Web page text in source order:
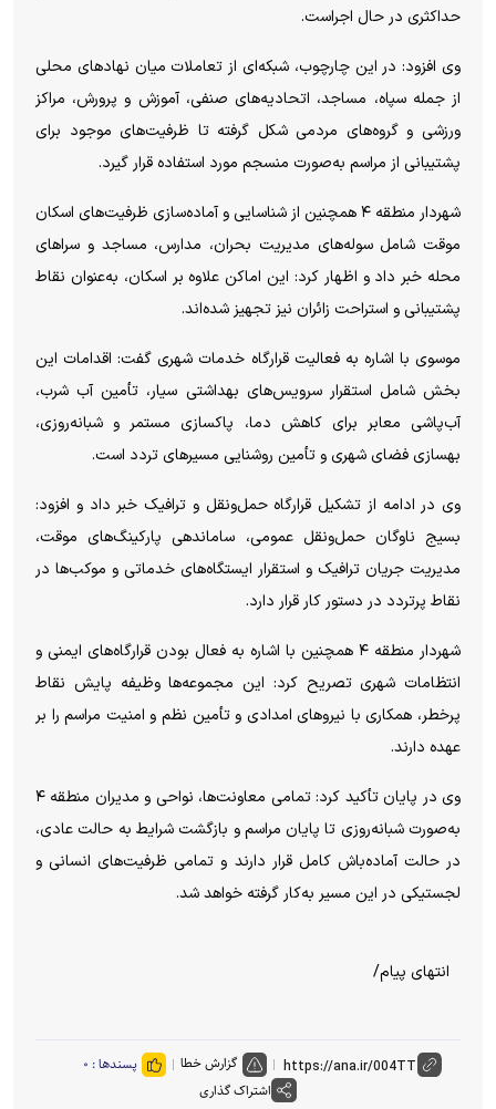
حداکثری در حال اجراست.
وی افزود: در این چارچوب، شبکه‌ای از تعاملات میان نهادهای محلی
از جمله سپاه، مساجد، اتحادیه‌های صنفی، آموزش و پرورش، مراکز
ورزشی و گروه‌های مردمی شکل گرفته تا ظرفیت‌های موجود برای
پشتیبانی از مراسم به‌صورت منسجم مورد استفاده قرار گیرد.
شهردار منطقه ۴ همچنین از شناسایی و آماده‌سازی ظرفیت‌های اسکان
موقت شامل سوله‌های مدیریت بحران، مدارس، مساجد و سراهای
محله خبر داد و اظهار کرد: این اماکن علاوه بر اسکان، به‌عنوان نقاط
پشتیبانی و استراحت زائران نیز تجهیز شده‌اند.
موسوی با اشاره به فعالیت قرارگاه خدمات شهری گفت: اقدامات این
بخش شامل استقرار سرویس‌های بهداشتی سیار، تأمین آب شرب،
آب‌پاشی معابر برای کاهش دما، پاکسازی مستمر و شبانه‌روزی،
بهسازی فضای شهری و تأمین روشنایی مسیرهای تردد است.
وی در ادامه از تشکیل قرارگاه حمل‌ونقل و ترافیک خبر داد و افزود:
بسیج ناوگان حمل‌ونقل عمومی، ساماندهی پارکینگ‌های موقت،
مدیریت جریان ترافیک و استقرار ایستگاه‌های خدماتی و موکب‌ها در
نقاط پرتردد در دستور کار قرار دارد.
شهردار منطقه ۴ همچنین با اشاره به فعال بودن قرارگاه‌های ایمنی و
انتظامات شهری تصریح کرد: این مجموعه‌ها وظیفه پایش نقاط
پرخطر، همکاری با نیروهای امدادی و تأمین نظم و امنیت مراسم را بر
عهده دارند.
وی در پایان تأکید کرد: تمامی معاونت‌ها، نواحی و مدیران منطقه ۴
به‌صورت شبانه‌روزی تا پایان مراسم و بازگشت شرایط به حالت عادی،
در حالت آماده‌باش کامل قرار دارند و تمامی ظرفیت‌های انسانی و
لجستیکی در این مسیر به‌کار گرفته خواهد شد.
انتهای پیام/
گزارش خطا پسندها : ۰
اشتراک گذاری